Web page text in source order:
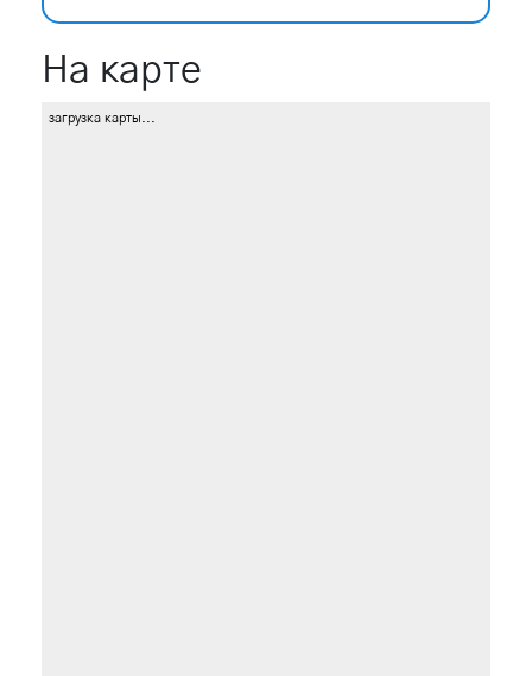
На карте
загрузка карты...